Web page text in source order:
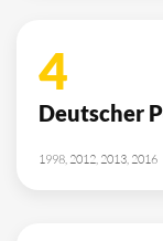
4
Deutscher
1998, 2012, 2013, 2016